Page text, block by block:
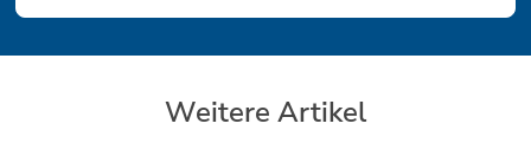
Weitere Artikel